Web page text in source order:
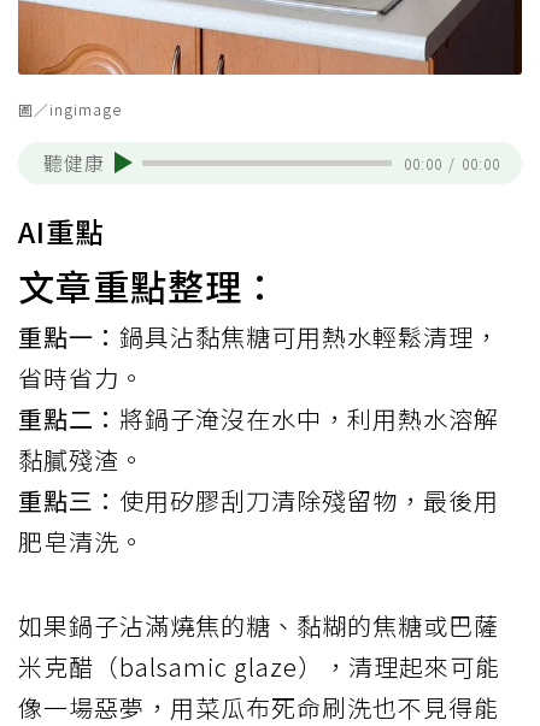
圖／ingimage
聽健康 00:00 / 00:00
AI重點
文章重點整理：
重點一： 鍋具沾黏焦糖可用熱水輕鬆清理，
省時省力。
重點二： 將鍋子淹沒在水中，利用熱水溶解
黏膩殘渣。
重點三： 使用矽膠刮刀清除殘留物，最後用
肥皂清洗。
如果鍋子沾滿燒焦的糖、黏糊的焦糖或巴薩
米克醋（balsamic glaze），清理起來可能
像一場惡夢，用菜瓜布死命刷洗也不見得能